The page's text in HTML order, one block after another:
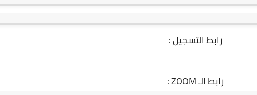
رابطالتسجيل :
رابط الـ ZOOM :